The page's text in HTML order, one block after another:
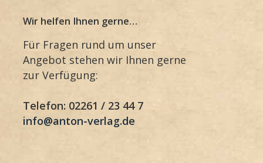
Wir helfen Ihnen gerne…
Für Fragen rund um unser
Angebot stehen wir Ihnen gerne
zur Verfügung:
Telefon: 02261 / 23 44 7
info@anton-verlag.de